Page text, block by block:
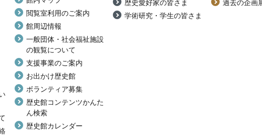
閲覧室利用のご案内
館周辺情報
一般団体・社会福祉施設
の観覧について
支援事業のご案内
お出かけ歴史館
ボランティア募集
歴史館コンテンツかんた
ん検索
歴史館カレンダー
歴史愛好家の皆さま
学術研究・学生の皆さま
過去の企画